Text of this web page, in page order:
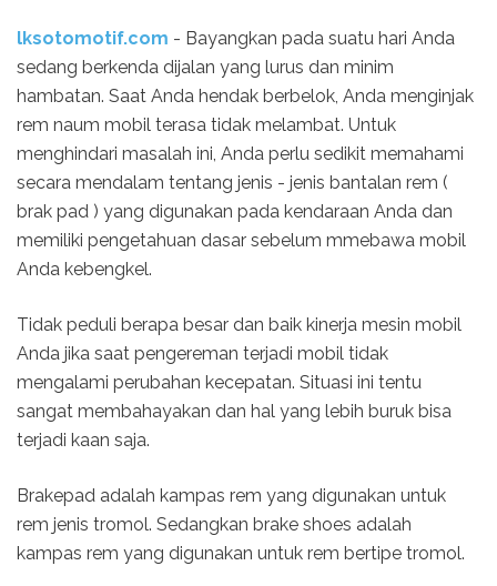
lksotomotif.com - Bayangkan pada suatu hari Anda
sedang berkenda dijalan yang lurus dan minim
hambatan. Saat Anda hendak berbelok, Anda menginjak
rem naum mobil terasa tidak melambat. Untuk
menghindari masalah ini, Anda perlu sedikit memahami
secara mendalam tentang jenis - jenis bantalan rem (
brak pad ) yang digunakan pada kendaraan Anda dan
memiliki pengetahuan dasar sebelum mmebawa mobil
Anda kebengkel.
Tidak peduli berapa besar dan baik kinerja mesin mobil
Anda jika saat pengereman terjadi mobil tidak
mengalami perubahan kecepatan. Situasi ini tentu
sangat membahayakan dan hal yang lebih buruk bisa
terjadi kaan saja.
Brakepad adalah kampas rem yang digunakan untuk
rem jenis tromol. Sedangkan brake shoes adalah
kampas rem yang digunakan untuk rem bertipe tromol.